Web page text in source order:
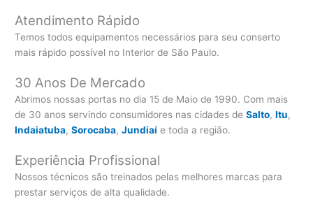
Atendimento Rápido
Temos todos equipamentos necessários para seu conserto
mais rápido possível no Interior de São Paulo.
30 Anos De Mercado
Abrimos nossas portas no dia 15 de Maio de 1990. Com mais
de 30 anos servindo consumidores nas cidades deSalto,Itu,
Indaiatuba,Sorocaba,Jundiaí e toda a região.
Experiência Profissional
Nossos técnicos são treinados pelas melhores marcas para
prestar serviços de alta qualidade.